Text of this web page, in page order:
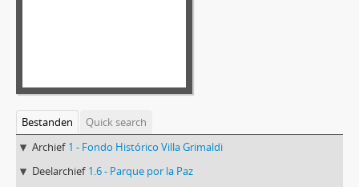
Bestanden
Quick search
Archief 1 - Fondo Histórico Villa Grimaldi
Deelarchief 1.6 - Parque por la Paz